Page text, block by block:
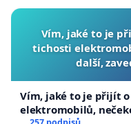
Vím, jaké to je
tichosti
další,
Vím, jaké to je přijít
elektromobilů,